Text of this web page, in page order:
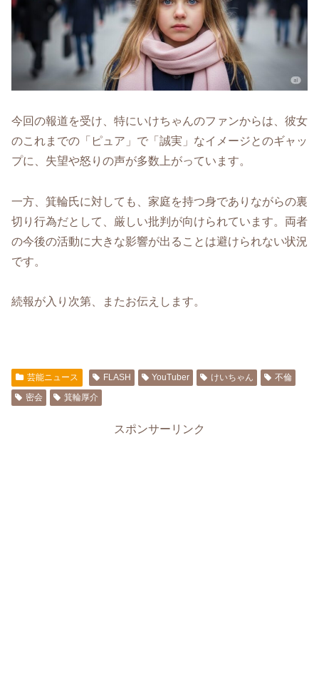
今回の報道を受け、特にいけちゃんのファンからは、彼女
のこれまでの「ピュア」で「誠実」なイメージとのギャッ
プに、失望や怒りの声が多数上がっています。
一方、箕輪氏に対しても、家庭を持つ身でありながらの裏
切り行為だとして、厳しい批判が向けられています。両者
の今後の活動に大きな影響が出ることは避けられない状況
です。
続報が入り次第、またお伝えします。
芸能ニュース FLASH YouTuber けいちゃん
不倫
密会
箕輪厚介
スポンサーリンク